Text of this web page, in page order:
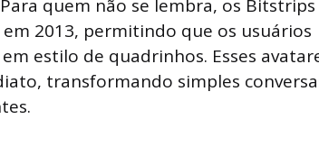
quem não se lembra, os Bitstrips
em 2013, permitindo que os usuários
estilo de quadrinhos. Esses
transformando simples